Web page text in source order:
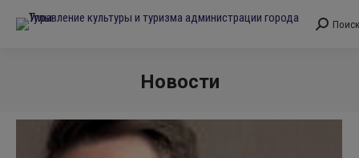
Поиск:
Поиск
Новости